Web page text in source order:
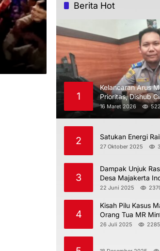
Berita Hot
1
Kelancaran Arus
Prioritas, Dishub
Maksimalkan
16 Maret 2026
2 Satukan Energi
27 Oktober 2025
3
Dampak Unjuk
Desa Majakerta
Dilarang
22 Juni 2025
4
Kisah Pilu Kasus
Orang Tua MR
Indramayu Jangan
26 Juli 2025 2285